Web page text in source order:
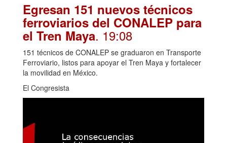
Egresan 151 nuevos técnicos
ferroviarios del CONALEP para
el Tren Maya. 19:08
151 técnicos de CONALEP se graduaron en Transporte
Ferroviario, listos para apoyar el Tren Maya y fortalecer
la movilidad en México.
El Congresista